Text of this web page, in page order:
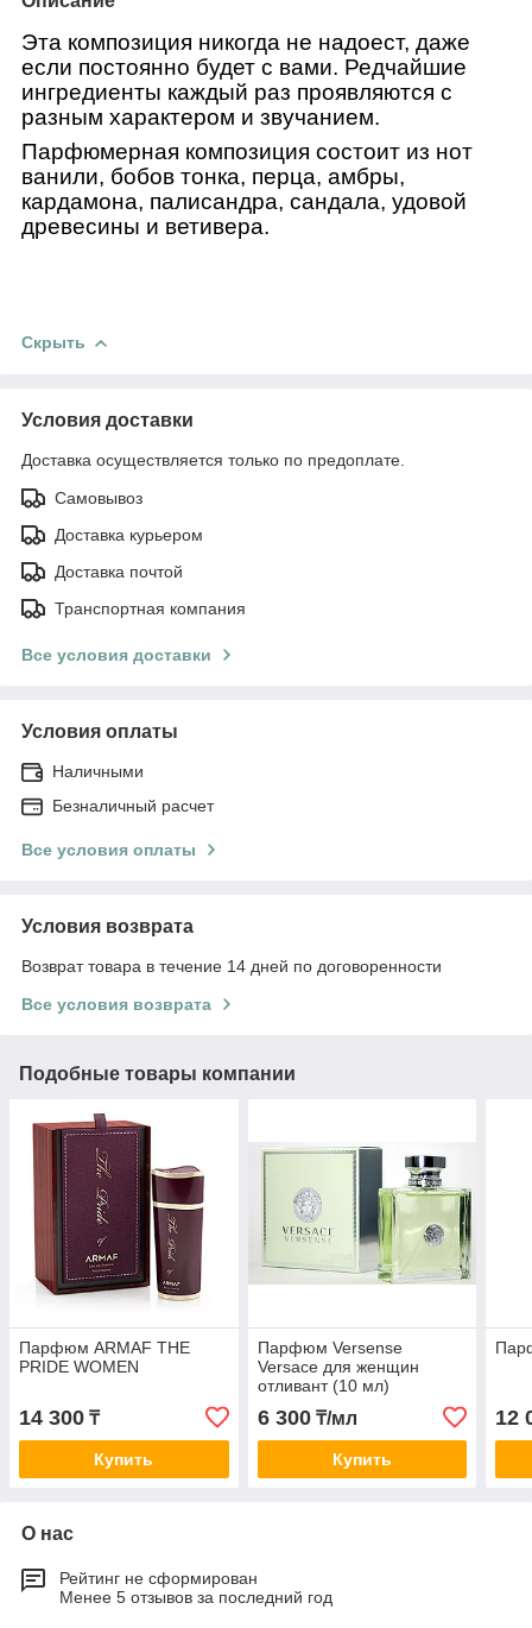
Эта композиция никогда не надоест, даже
если постоянно будет с вами. Редчайшие
ингредиенты каждый раз проявляются с
разным характером и звучанием.
Парфюмерная композиция состоит из нот
ванили, бобов тонка, перца, амбры,
кардамона, палисандра, сандала, удовой
древесины и ветивера.
Скрыть
Условия доставки
Доставка осуществляется только по предоплате.
Самовывоз
Доставка курьером
Доставка почтой
Транспортная компания
Все условия доставки
Условия оплаты
Наличными
Безналичный расчет
Все условия оплаты
Условия возврата
Возврат товара в течение 14 дней по договоренности
Все условия возврата
Подобные товары компании
Парфюм ARMAF THE
PRIDE WOMEN
14 300 ₸
Купить
Парфюм Versense
Versace для женщин
отливант (10 мл)
6 300₸/мл
Купить
12
О нас
Рейтинг не сформирован
Менее 5 отзывов за последний год